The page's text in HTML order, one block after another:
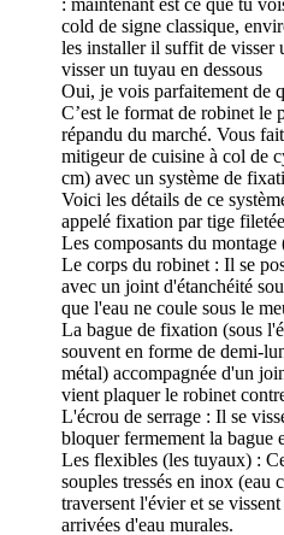
: maintenant est ce que tu
cold de signe classique,
les installer il suffit de visser
visser un tuyau en dessous
Oui, je vois parfaitement de
C’est le format de robinet le
répandu du marché. Vous
mitigeur de cuisine à col de
cm) avec un système de
Voici les détails de ce
appelé fixation par tige
Les composants du montage
Le corps du robinet : Il se
avec un joint d'étanchéité
que l'eau ne coule sous le
La bague de fixation (sous
souvent en forme de demi-
métal) accompagnée d'un
vient plaquer le robinet
L'écrou de serrage : Il se
bloquer fermement la bague
Les flexibles (les tuyaux) :
souples tressés en inox (eau
traversent l'évier et se
arrivées d'eau murales.